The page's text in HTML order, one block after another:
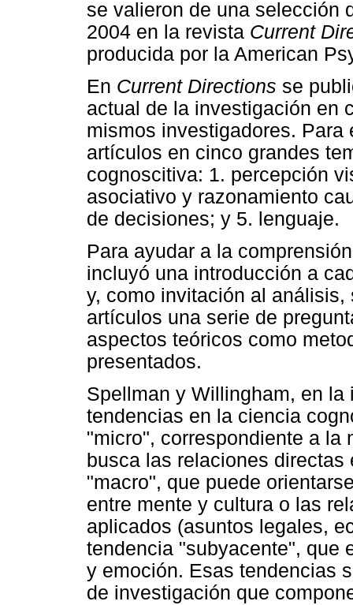
se valieron de una selección
2004 en la revista Current
producida por la American
En Current Directions se
actual de la investigación en
mismos investigadores.
artículos en cinco grandes
cognoscitiva: 1. percepción
asociativo y razonamiento
de decisiones; y 5. lenguaje.
Para ayudar a la
incluyó una introducción a
y, como invitación al
artículos una serie de
aspectos teóricos como
presentados.
Spellman y Willingham, en
tendencias en la ciencia
"micro", correspondiente a la
busca las relaciones
"macro", que puede
entre mente y cultura o las
aplicados (asuntos legales,
tendencia "subyacente", que
y emoción. Esas tendencias
de investigación que